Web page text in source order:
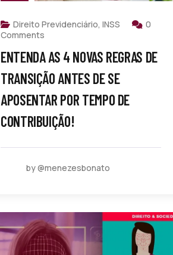
Direito Previdenciário, INSS
0
Comments
ENTENDA AS 4 NOVAS REGRAS DE
TRANSIÇÃO ANTES DE SE
APOSENTAR POR TEMPO DE
CONTRIBUIÇÃO!
by @menezesbonato